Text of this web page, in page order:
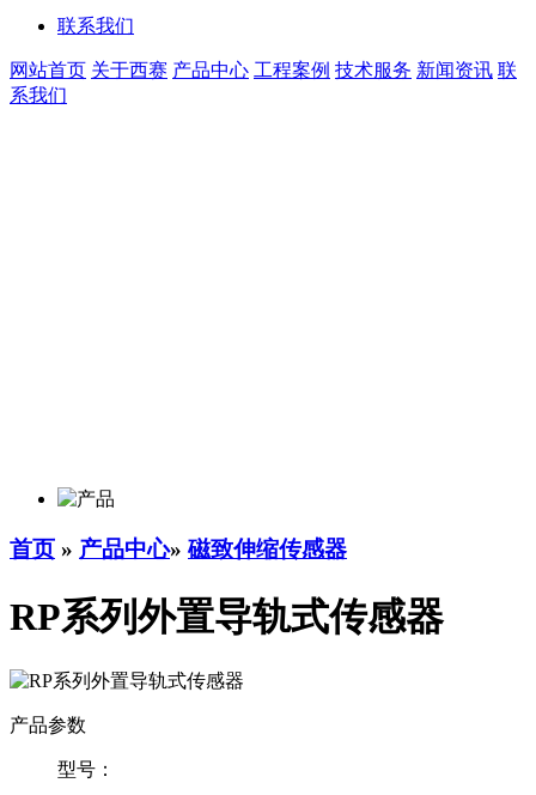
联系我们
网站首页 关于西赛 产品中心 工程案例 技术服务 新闻资讯 联
系我们
首页 » 产品中心»磁致伸缩传感器
RP系列外置导轨式传感器
产品参数
型号：